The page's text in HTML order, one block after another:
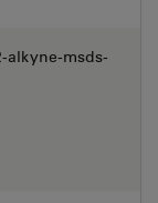
alkyne-msds-